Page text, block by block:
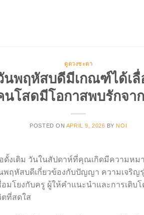
ดูดวงชะตา
นพฤหัสบดีมีเกณฑ์ได้เลื่
นโสดมีโอกาสพบรักจา
POSTED ON APRIL 9, 2026 BY NOI
ดั้งเดิม วันในสัปดาห์ที่คุณเกิดมีความห
พฤหัสบดีเกี่ยวข้องกับปัญญา ความเจริญ
มโยงกับครู ผู้ให้คำแนะนำและการเติ
ที่สดใส